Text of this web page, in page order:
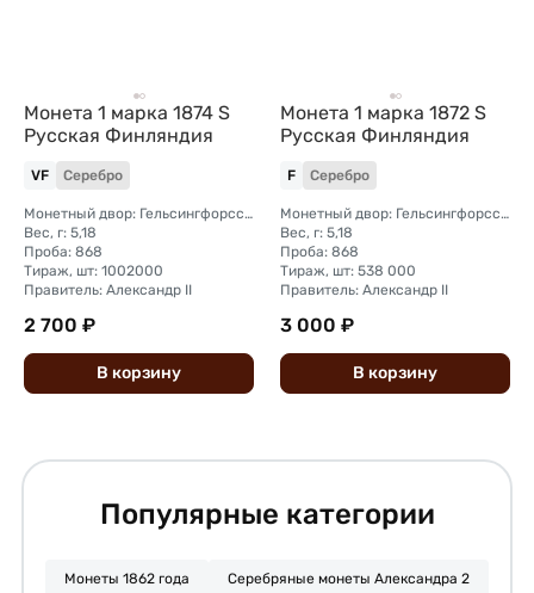
Монета 1 марка 1874 S
Русская Финляндия
VF Серебро
Монетный двор: Гельсингфорсский монетный двор (Финляндия)
Вес, г: 5,18
Проба: 868
Тираж, шт: 1002000
Правитель: Александр II
2 700 ₽
В корзину
Монета 1 марка 1872 S
Русская Финляндия
F Серебро
Монетный двор: Гельсингфорсский монетный двор (Финляндия)
Вес, г: 5,18
Проба: 868
Тираж, шт: 538 000
Правитель: Александр II
3 000 ₽
В корзину
Популярные категории
Монеты 1862 года Серебряные монеты Александра 2